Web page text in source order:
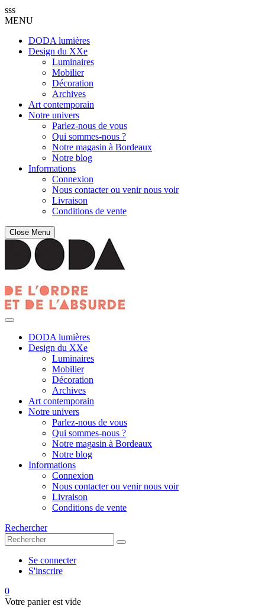
sss
MENU
DODA lumières
Design du XXe
Luminaires
Mobilier
Décoration
Archives
Art contemporain
Notre univers
Parlez-nous de vous
Qui sommes-nous ?
Notre magasin à Bordeaux
Notre blog
Informations
Connexion
Nous contacter ou venir nous voir
Livraison
Conditions de vente
Close Menu
DODA lumières
Design du XXe
Luminaires
Mobilier
Décoration
Archives
Art contemporain
Notre univers
Parlez-nous de vous
Qui sommes-nous ?
Notre magasin à Bordeaux
Notre blog
Informations
Connexion
Nous contacter ou venir nous voir
Livraison
Conditions de vente
Rechercher
Se connecter
S'inscrire
0
Votre panier est vide